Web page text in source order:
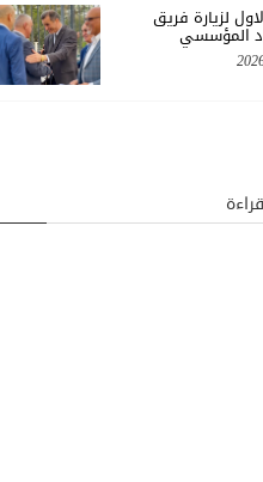
لزيارة فريق
المؤسسي